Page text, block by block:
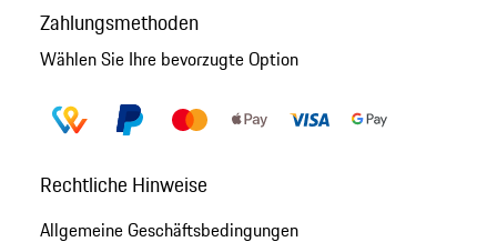
Zahlungsmethoden
Wählen Sie Ihre bevorzugte Option
Rechtliche Hinweise
Allgemeine Geschäftsbedingungen